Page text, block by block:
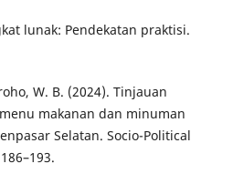
lunak: Pendekatan praktisi.
W. B. (2024). Tinjauan
makanan dan minuman
Selatan. Socio-Political